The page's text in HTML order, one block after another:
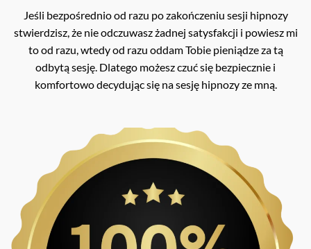
Jeśli bezpośrednio od razu po zakończeniu sesji hipnozy
stwierdzisz, że nie odczuwasz żadnej satysfakcji i powiesz mi
to od razu, wtedy od razu oddam Tobie pieniądze za tą
odbytą sesję. Dlatego możesz czuć się bezpiecznie i
komfortowo decydując się na sesję hipnozy ze mną.